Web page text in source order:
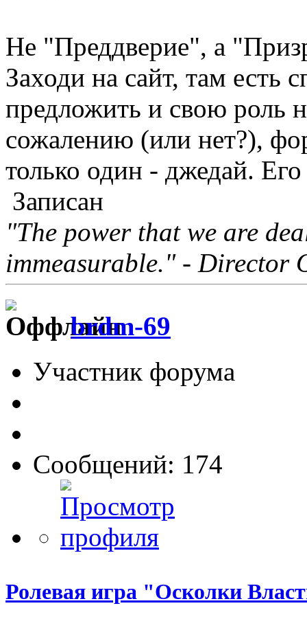
Не "Преддверие", а
Заходи на сайт, там есть
предложить и свою роль
сожалению (или нет?),
только один - джедай.
Записан
"The power that we are
immeasurable." - Director
brdm-69
Участник форума
Сообщений: 174
Ролевая игра "Осколки